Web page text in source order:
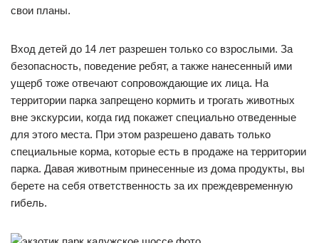
свои планы.
Вход детей до 14 лет разрешен только со взрослыми. За
безопасность, поведение ребят, а также нанесенный ими
ущерб тоже отвечают сопровождающие их лица. На
территории парка запрещено кормить и трогать животных
вне экскурсии, когда гид покажет специально отведенные
для этого места. При этом разрешено давать только
специальные корма, которые есть в продаже на территории
парка. Давая животным принесенные из дома продукты, вы
берете на себя ответственность за их преждевременную
гибель.